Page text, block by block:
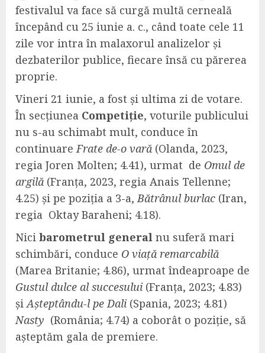
festivalul va face să curgă multă cerneală
începând cu 25 iunie a. c., când toate cele 11
zile vor intra în malaxorul analizelor și
dezbaterilor publice, fiecare însă cu părerea
proprie.
Vineri 21 iunie, a fost și ultima zi de votare.
În secțiunea Competiție, voturile publicului
nu s-au schimabt mult, conduce în
continuareFrate de-o vară (Olanda, 2023,
regia Joren Molten; 4.41), urmat de Omul de
argilă (Franța, 2023, regia Anais Tellenne;
4.25) și pe poziția a 3-a,Bătrânul burlac (Iran,
regia Oktay Baraheni; 4.18).
Nici barometrul general nu suferă mari
schimbări, conduce O viață remarcabilă
(Marea Britanie; 4.86), urmat îndeaproape de
Gustul dulce al succesului (Franța, 2023; 4.83)
șiAșteptându-l pe Dali (Spania, 2023; 4.81)
Nasty (România; 4.74) a coborât o poziție, să
așteptăm gala de premiere.